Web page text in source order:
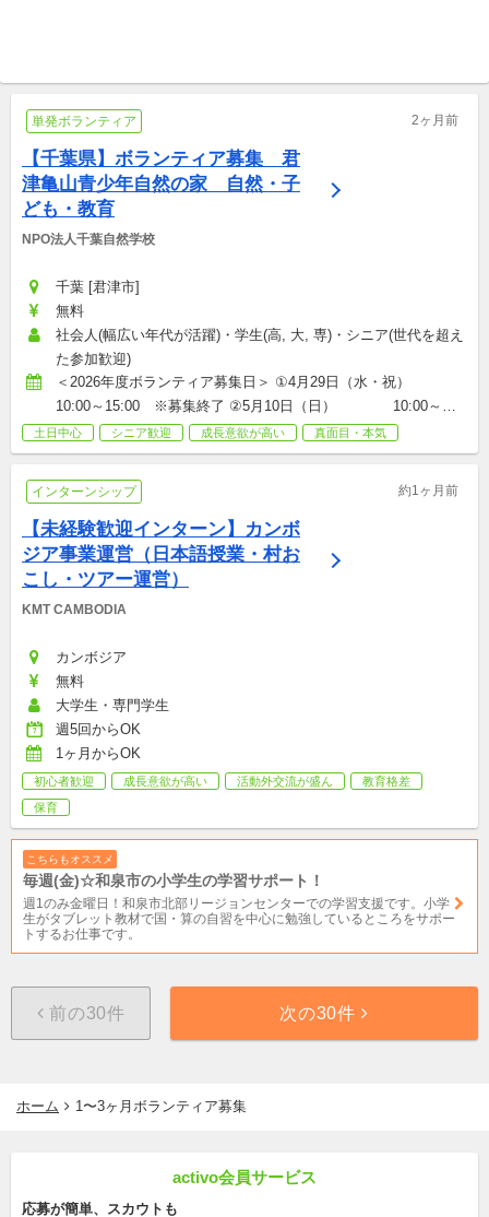
単発ボランティア 2ヶ月前
【千葉県】ボランティア募集　君
津亀山青少年自然の家　自然・子
ども・教育
NPO法人千葉自然学校
千葉 [君津市]
無料
社会人(幅広い年代が活躍)・学生(高, 大, 専)・シニア(世代を超え
た参加歓迎)
＜2026年度ボランティア募集日＞ ①4月29日（水・祝）
10:00～15:00　※募集終了 ②5月10日（日）　　　　10:00～
12:00　※募集終了 ③6月21日（日）　　　　10:00～12:00　※募
集終了 ④6月28日（日）　　　　10:00～16:00　※募集終了 ⑤7
月11～12日（土日）  13:00～翌日12:00　※募集終了 ⑥9月5日
（土）　　　  　10:00～15:00 ⑦9月6日（日）　　　  　10:00～
15:30　 ⑧9月19日（土）　　　　  9:00～15:30 ⑨9月21日
（月・祝）　　10:00～16:30 ⑩10月18日（日）　　　 10:00～
12:00 ⑪10月25日（日）　 　　10:00～15:00 ⑫11月3日（火・
（日）　　　　  8:00～19:00 ⑱2月6～7日（土日）　　13:00～
翌日14:00 ⑲2月21日（日）　　　      10:00～12:00 ⑳3月7日
（日）　    　　    11:00～14:30 ㉑3月13～14日（土日）
土日中心 シニア歓迎 成長意欲が高い 真面目・本気
インターンシップ 約1ヶ月前
【未経験歓迎インターン】カンボ
ジア事業運営（日本語授業・村お
こし・ツアー運営）
KMT CAMBODIA
カンボジア
無料
大学生・専門学生
週5回からOK
1ヶ月からOK
初心者歓迎 成長意欲が高い 活動外交流が盛ん
教育格差
保育
こちらもオススメ
毎週(金)☆和泉市の小学生の学習サポート！
週1のみ金曜日！和泉市北部リージョンセンターでの学習支援です。小学
生がタブレット教材で国・算の自習を中心に勉強しているところをサポー
トするお仕事です。
前の30件 次の30件
ホーム 1〜3ヶ月ボランティア募集
activo会員サービス
応募が簡単、スカウトも